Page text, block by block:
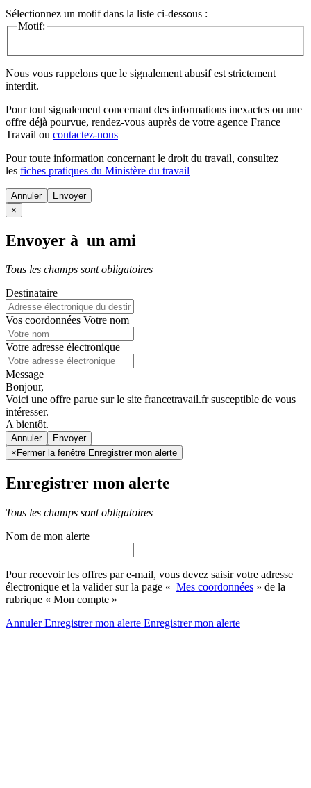
Sélectionnez un motif dans la liste ci-dessous :
Motif:
Nous vous rappelons que le signalement abusif est strictement
interdit.
Pour tout signalement concernant des informations inexactes ou une
offre déjà pourvue, rendez-vous auprès de votre agence France
Travail ou contactez-nous
Pour toute information concernant le droit du travail, consultez
les fiches pratiques du Ministère du travail
Annuler
×
Envoyer à un ami
Tous les champs sont obligatoires
Destinataire
Vos coordonnées Votre nom
Votre adresse électronique
Message
Bonjour,
Voici une offre parue sur le site francetravail.fr susceptible de vous
intéresser.
A bientôt.
Annuler
× Fermer la fenêtre Enregistrer mon alerte
Enregistrer mon alerte
Tous les champs sont obligatoires
Nom de mon alerte
Pour recevoir les offres par e-mail, vous devez saisir votre adresse
électronique et la valider sur la page « Mes coordonnées » de la
rubrique « Mon compte »
AnnulerEnregistrer mon alerte Enregistrermon alerte